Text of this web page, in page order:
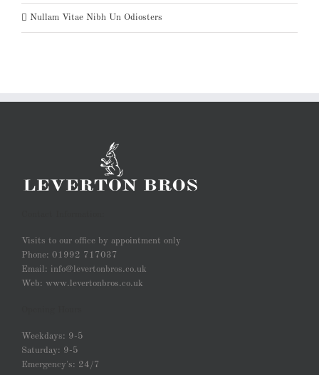
Nullam Vitae Nibh Un Odiosters
Visits to our office by appointment only
Phone: 01992 717037
Email: info@levertonbros.co.uk
Web: www.levertonbros.co.uk
Weekdays: 9-5
Saturday: 9-5
Emergency's: 24/7